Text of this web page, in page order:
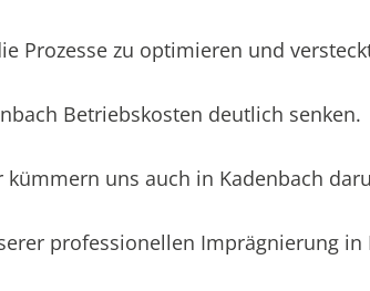
Prozesse zu optimieren und
Betriebskosten deutlich senken.
kümmern uns auch in Kadenbach
professionellen Imprägnierung in